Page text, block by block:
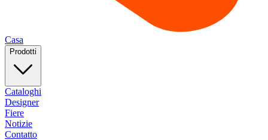
Casa
Prodotti
Cataloghi
Designer
Fiere
Notizie
Contatto